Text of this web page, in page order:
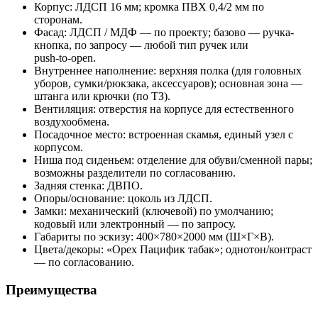
Корпус: ЛДСП 16 мм; кромка ПВХ 0,4/2 мм по
сторонам.
Фасад: ЛДСП / МДФ — по проекту; базово — ручка-
кнопка, по запросу — любой тип ручек или
push‑to‑open.
Внутреннее наполнение: верхняя полка (для головных
уборов, сумки/рюкзака, аксессуаров); основная зона —
штанга или крючки (по ТЗ).
Вентиляция: отверстия на корпусе для естественного
воздухообмена.
Посадочное место: встроенная скамья, единый узел с
корпусом.
Ниша под сиденьем: отделение для обуви/сменной пары;
возможны разделители по согласованию.
Задняя стенка: ДВПО.
Опоры/основание: цоколь из ЛДСП.
Замки: механический (ключевой) по умолчанию;
кодовый или электронный — по запросу.
Габариты по эскизу: 400×780×2000 мм (Ш×Г×В).
Цвета/декоры: «Орех Пацифик табак»; однотон/контраст
— по согласованию.
Преимущества